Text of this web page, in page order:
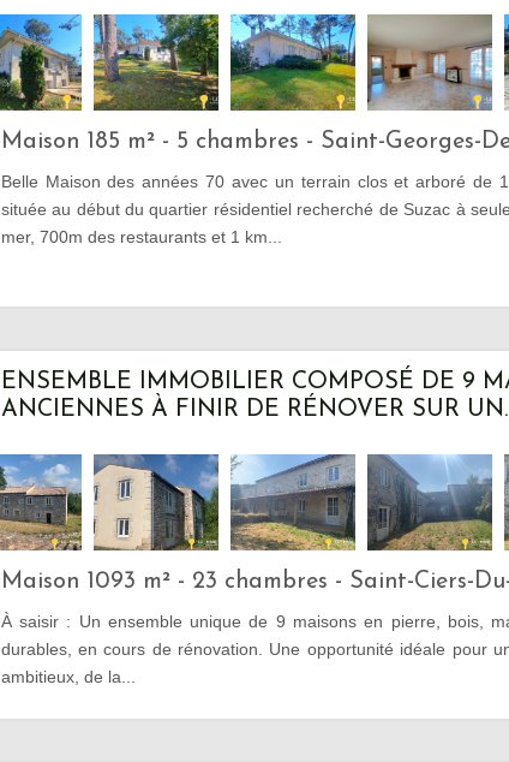
Maison 185 m² - 5 chambres - Saint-Georges-
Belle Maison des années 70 avec un terrain clos et arboré de
située au début du quartier résidentiel recherché de Suzac à
mer, 700m des restaurants et 1 km...
ENSEMBLE IMMOBILIER COMPOSÉ DE 9
ANCIENNES À FINIR DE RÉNOVER SUR
Maison 1093 m² - 23 chambres - Saint-Ciers-
À saisir : Un ensemble unique de 9 maisons en pierre, bois,
durables, en cours de rénovation. Une opportunité idéale pour
ambitieux, de la...